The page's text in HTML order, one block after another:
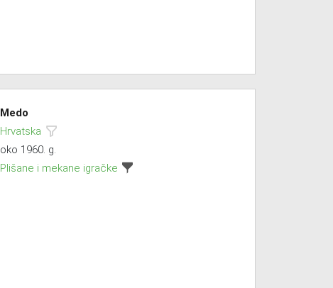
Medo
Hrvatska
oko 1960. g.
Plišane i mekane igračke